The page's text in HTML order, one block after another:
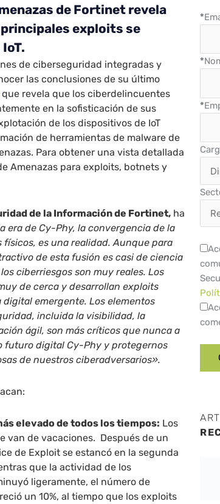
de Fortinet revela
principales exploits se
de ciberseguridad integradas y
las conclusiones de su último
que revela que los ciberdelincuentes
en la sofisticación de sus
de los dispositivos de IoT
de herramientas de malware de
Para obtener una vista detallada
Amenazas para exploits, botnets y
de la Información de Fortinet, ha
era de Cy-Phy, la convergencia de la
es una realidad. Aunque para
de esta fusión es casi de ciencia
ciberriesgos son muy reales. Los
de cerca y desarrollan exploits
emergente. Los elementos
incluida la visibilidad, la
ágil, son más críticos que nunca a
futuro digital Cy-Phy y protegernos
de nuestros ciberadversarios».
elevado de todos los tiempos: Los
van de vacaciones. Después de un
de Exploit se estancó en la segunda
que la actividad de los
ligeramente, el número de
un 10%, al tiempo que los exploits
*
*
*